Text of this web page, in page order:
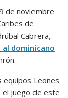
de noviembre
de
Cabrera,
dominicano
equipos Leones
el juego de este